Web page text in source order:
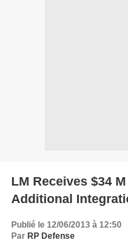
LM Receives $34
Additional
Publié le 12/06/2013 à 12:50
Par RP Defense